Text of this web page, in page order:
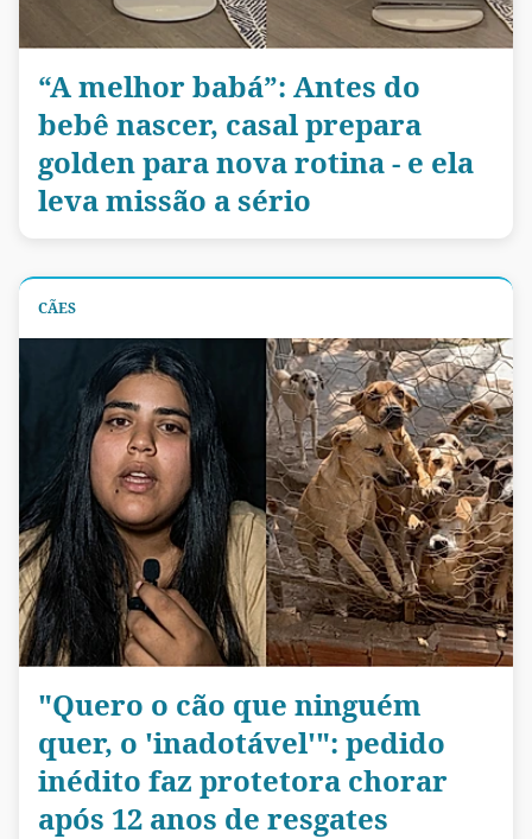
“A melhor babá”: Antes do
bebê nascer, casal prepara
golden para nova rotina - e ela
leva missão a sério
CÃES
"Quero o cão que ninguém
quer, o 'inadotável'": pedido
inédito faz protetora chorar
após 12 anos de resgates